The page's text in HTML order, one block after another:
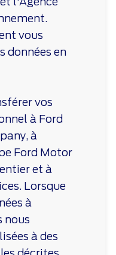
vous
données en
vos
à Ford
à
Ford Motor
et à
Lorsque
à
nous
à des